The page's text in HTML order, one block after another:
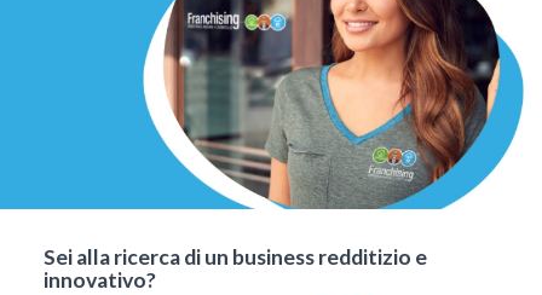
Sei alla ricerca di un business redditizio e
innovativo?